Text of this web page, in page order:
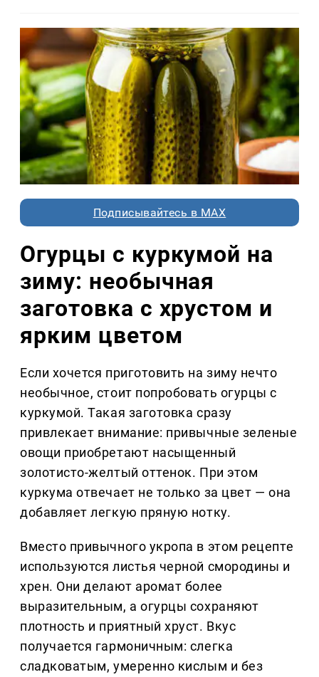
Подписывайтесь в MAX
Огурцы с куркумой на
зиму: необычная
заготовка с хрустом и
ярким цветом
Если хочется приготовить на зиму нечто
необычное, стоит попробовать огурцы с
куркумой. Такая заготовка сразу
привлекает внимание: привычные зеленые
овощи приобретают насыщенный
золотисто-желтый оттенок. При этом
куркума отвечает не только за цвет — она
добавляет легкую пряную нотку.
Вместо привычного укропа в этом рецепте
используются листья черной смородины и
хрен. Они делают аромат более
выразительным, а огурцы сохраняют
плотность и приятный хруст. Вкус
получается гармоничным: слегка
сладковатым, умеренно кислым и без